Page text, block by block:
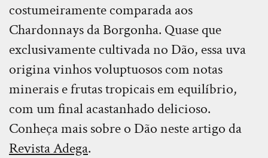
costumeiramente comparada aos
Chardonnays da Borgonha. Quase que
exclusivamente cultivada no Dão, essa uva
origina vinhos voluptuosos com notas
minerais e frutas tropicais em equilíbrio,
com um final acastanhado delicioso.
Conheça mais sobre o Dão neste artigo da
Revista Adega.